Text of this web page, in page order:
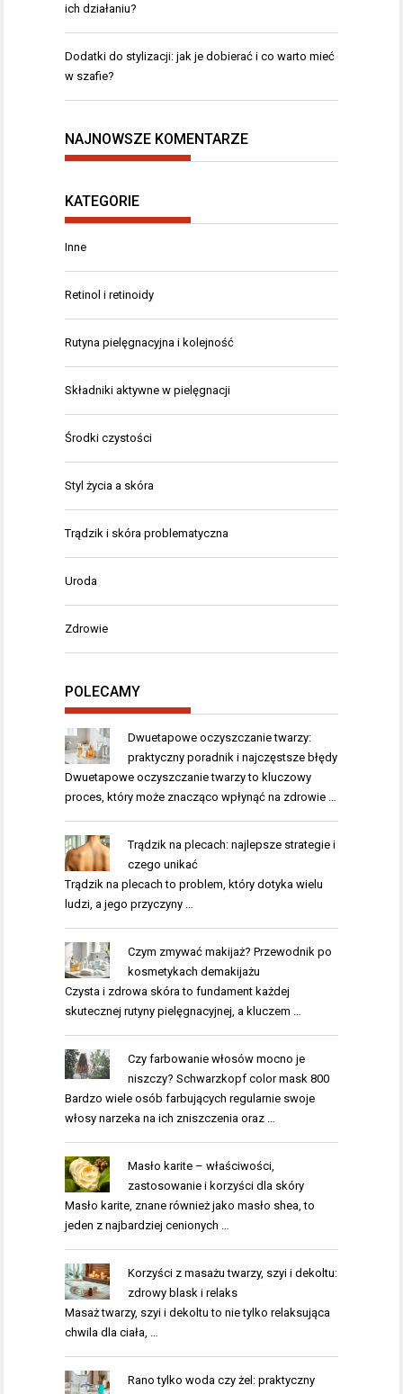
ich działaniu?
Dodatki do stylizacji: jak je dobierać i co warto mieć
w szafie?
NAJNOWSZE KOMENTARZE
KATEGORIE
Inne
Retinol i retinoidy
Rutyna pielęgnacyjna i kolejność
Składniki aktywne w pielęgnacji
Środki czystości
Styl życia a skóra
Trądzik i skóra problematyczna
Uroda
Zdrowie
POLECAMY
Dwuetapowe oczyszczanie twarzy:
praktyczny poradnik i najczęstsze błędy
Dwuetapowe oczyszczanie twarzy to kluczowy
proces, który może znacząco wpłynąć na zdrowie …
Trądzik na plecach: najlepsze strategie i
czego unikać
Trądzik na plecach to problem, który dotyka wielu
ludzi, a jego przyczyny …
Czym zmywać makijaż? Przewodnik po
kosmetykach demakijażu
Czysta i zdrowa skóra to fundament każdej
skutecznej rutyny pielęgnacyjnej, a kluczem …
Czy farbowanie włosów mocno je
niszczy? Schwarzkopf color mask 800
Bardzo wiele osób farbujących regularnie swoje
włosy narzeka na ich zniszczenia oraz …
Masło karite – właściwości,
zastosowanie i korzyści dla skóry
Masło karite, znane również jako masło shea, to
jeden z najbardziej cenionych …
Korzyści z masażu twarzy, szyi i dekoltu:
zdrowy blask i relaks
Masaż twarzy, szyi i dekoltu to nie tylko relaksująca
chwila dla ciała, …
Rano tylko woda czy żel: praktyczny